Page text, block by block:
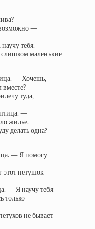
—
тебя.
маленькие
— Хочешь,
туда,
—
жилье.
делать одна?
— Я помогу
петушок
— Я научу тебя
только
не бывает